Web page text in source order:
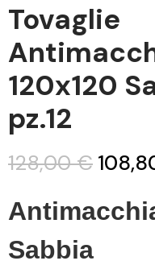
Tovaglie
120x120
pz.12
128,00 €
Sabbia